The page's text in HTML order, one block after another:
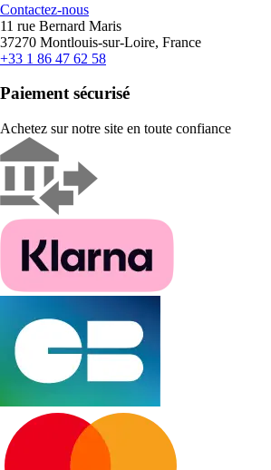
Contactez-nous
11 rue Bernard Maris
37270 Montlouis-sur-Loire, France
+33 1 86 47 62 58
Paiement sécurisé
Achetez sur notre site en toute confiance